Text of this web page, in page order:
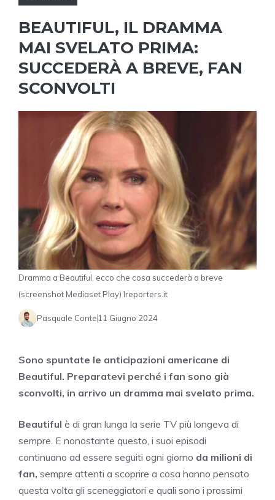
BEAUTIFUL, IL DRAMMA
MAI SVELATO PRIMA:
SUCCEDERÀ A BREVE, FAN
SCONVOLTI
Dramma a Beautiful, ecco che cosa succederà a breve
(screenshot Mediaset Play) Ireporters.it
Pasquale Conte 11 Giugno 2024
Sono spuntate le anticipazioni americane di
Beautiful. Preparatevi perché i fan sono già
sconvolti, in arrivo un dramma mai svelato prima.
Beautiful è di gran lunga la serie TV più longeva di
sempre. E nonostante questo, i suoi episodi
continuano ad essere seguiti ogni giorno da milioni di
fan, sempre attenti a scoprire a cosa hanno pensato
questa volta gli sceneggiatori e quali sono i prossimi